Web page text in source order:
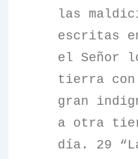
las
escritas
el Señor
tierra
gran
a otra
día. 29